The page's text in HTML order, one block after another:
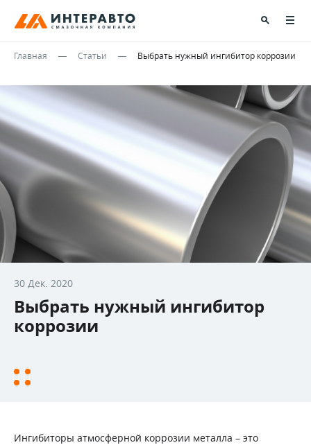
Главная Статьи Выбрать нужный ингибитор коррозии
30 Дек. 2020
Выбрать нужный ингибитор
коррозии
Ингибиторы атмосферной коррозии металла – это